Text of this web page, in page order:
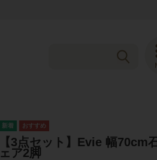
【3点セット】Evie 幅70cm
ェア2脚